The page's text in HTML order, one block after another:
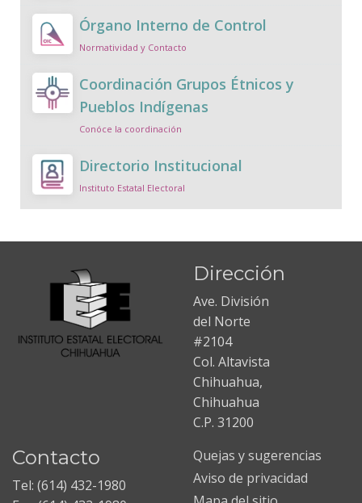
Órgano Interno de Control
Normatividad y Contacto
Coordinación Grupos Étnicos y
Pueblos Indígenas
Conóce la coordinación
Directorio Institucional
Instituto Estatal Electoral
Dirección
Ave. División
del Norte
#2104
Col. Altavista
Chihuahua,
Chihuahua
C.P. 31200
Contacto
Tel: (614) 432-1980
Quejas y sugerencias
Aviso de privacidad